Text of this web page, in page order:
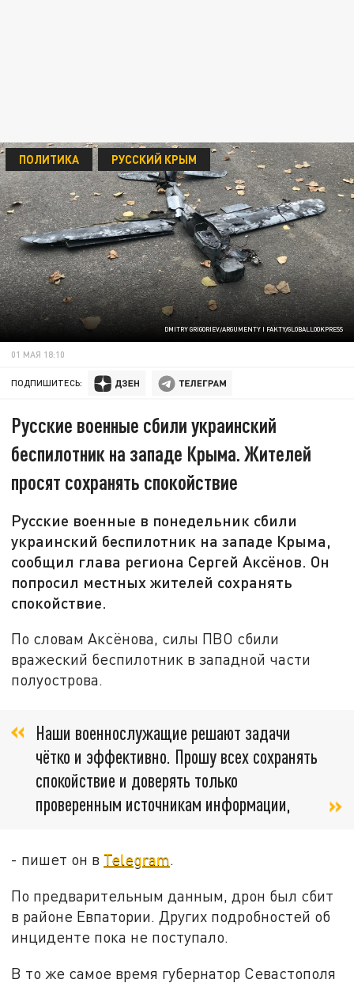
DMITRY GRIGORIEV/ARGUMENTY I FAKTY/GLOBALLOOKPRESS
ПОЛИТИКА РУССКИЙ КРЫМ
01 МАЯ 18:10
ПОДПИШИТЕСЬ:
Русские военные сбили украинский
беспилотник на западе Крыма. Жителей
просят сохранять спокойствие
Русские военные в понедельник сбили
украинский беспилотник на западе Крыма,
сообщил глава региона Сергей Аксёнов. Он
попросил местных жителей сохранять
спокойствие.
По словам Аксёнова, силы ПВО сбили
вражеский беспилотник в западной части
полуострова.
Наши военнослужащие решают задачи
чётко и эффективно. Прошу всех сохранять
спокойствие и доверять только
проверенным источникам информации,
- пишет он в Telegram.
По предварительным данным, дрон был сбит
в районе Евпатории. Других подробностей об
инциденте пока не поступало.
В то же самое время губернатор Севастополя